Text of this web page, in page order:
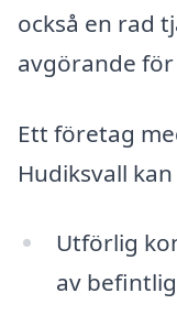
också en rad
avgörande
Ett företag
Hudiksvall
Utförlig
av